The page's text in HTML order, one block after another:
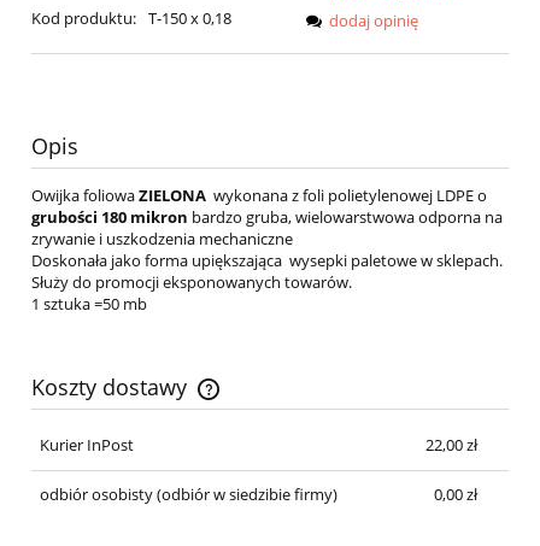
Kod produktu: T-150 x 0,18
dodaj opinię
Opis
Owijka foliowaZIELONA wykonana z foli polietylenowej LDPE o
grubości 180 mikron bardzo gruba, wielowarstwowa odporna na
zrywanie i uszkodzenia mechaniczne
Doskonała jako forma upiększająca wysepki paletowe w sklepach.
Służy do promocji eksponowanych towarów.
1 sztuka =50 mb
Koszty dostawy
Cena nie zawiera ewentualnych kosztów płatności
Kurier InPost
22,00 zł
odbiór osobisty(odbiór w siedzibie firmy) 0,00 zł